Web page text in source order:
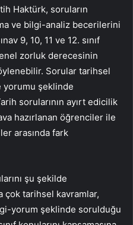
Haktürk, soruların
ve bilgi-analiz becerilerini
9, 10, 11 ve 12. sınıf
zorluk derecesinin
Sorular tarihsel
yorumu şeklinde
sorularının ayırt edicilik
hazırlanan öğrenciler ile
arasında fark
şu şekilde
çok tarihsel kavramlar,
yorum şeklinde sorulduğu